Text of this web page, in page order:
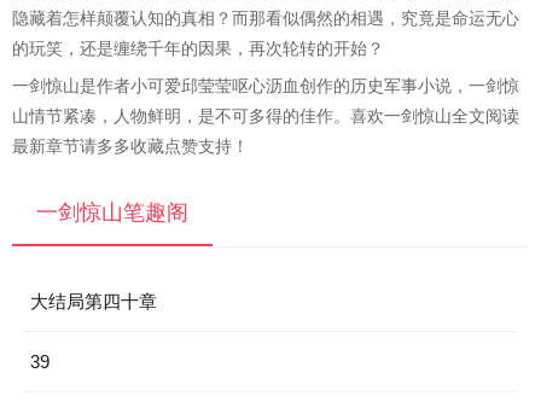
隐藏着怎样颠覆认知的真相？而那看似偶然的相遇，究竟是命运无心
的玩笑，还是缠绕千年的因果，再次轮转的开始？
一剑惊山是作者小可爱邱莹莹呕心沥血创作的历史军事小说，一剑惊
山情节紧凑，人物鲜明，是不可多得的佳作。喜欢一剑惊山全文阅读
最新章节请多多收藏点赞支持！
一剑惊山笔趣阁
大结局第四十章
39